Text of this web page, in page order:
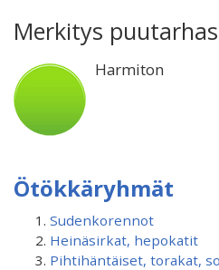
Merkitys
Harmiton
Ötökkäryhmät
Sudenkorennot
Heinäsirkat, hepokatit
Pihtihäntäiset, torakat,